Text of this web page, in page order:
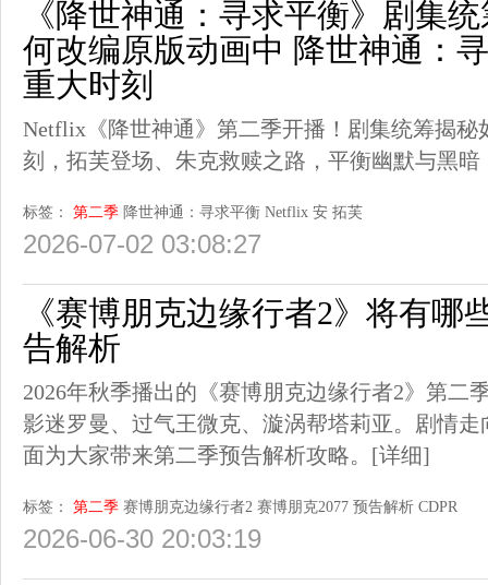
《降世神通：寻求平衡》剧集
何改编原版动画中 降世神通：
重大时刻
Netflix《降世神通》第二季开播！剧集统筹揭秘
刻，拓芙登场、朱克救赎之路，平衡幽默与黑暗
标签： 第二季 降世神通：寻求平衡 Netflix 安 拓芙
2026-07-02 03:08:27
《赛博朋克边缘行者2》将有哪
告解析
2026年秋季播出的《赛博朋克边缘行者2》第二
影迷罗曼、过气王微克、漩涡帮塔莉亚。剧情
面为大家带来第二季预告解析攻略。 [详细]
标签： 第二季 赛博朋克边缘行者2 赛博朋克2077 预告解析 CDPR
2026-06-30 20:03:19